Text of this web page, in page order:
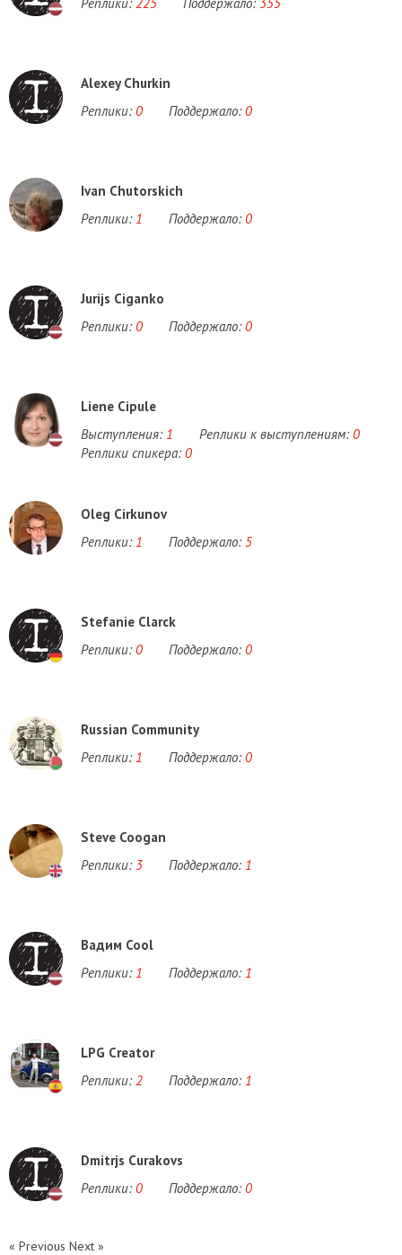
Alexey Churkin
Реплики: 0 Поддержало: 0
Ivan Chutorskich
Реплики: 1 Поддержало: 0
Jurijs Ciganko
Реплики: 0 Поддержало: 0
Liene Cipule
Выступления: 1 Реплики к выступлениям: 0
Реплики спикера: 0
Oleg Cirkunov
Реплики: 1 Поддержало: 5
Stefanie Clarck
Реплики: 0 Поддержало: 0
Russian Community
Реплики: 1 Поддержало: 0
Steve Coogan
Реплики: 3 Поддержало: 1
Вадим Cool
Реплики: 1 Поддержало: 1
LPG Creator
Реплики: 2 Поддержало: 1
Dmitrjs Curakovs
Реплики: 0 Поддержало: 0
« Previous Next »